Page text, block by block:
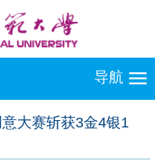
导航
大赛斩获3金4银1